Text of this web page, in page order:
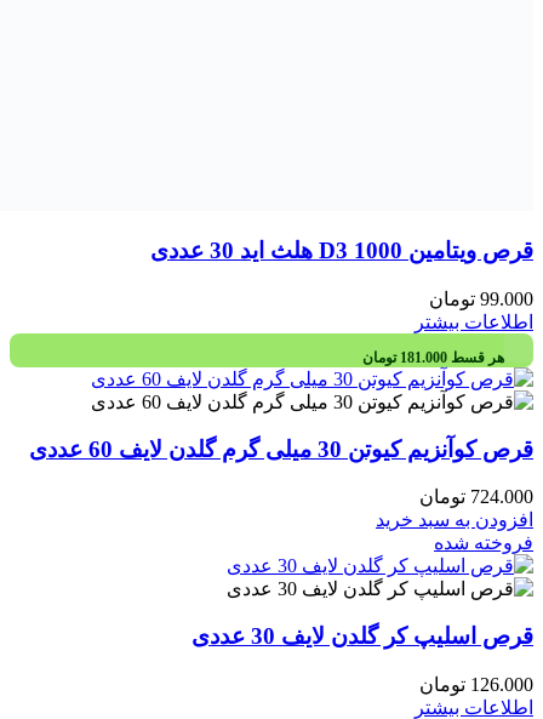
قرص ویتامین D3 1000 هلث اید 30 عددی
99.000 تومان
اطلاعات بیشتر
هر قسط 181.000 تومان
قرص کوآنزیم کیوتن 30 میلی گرم گلدن لایف 60 عددی
724.000 تومان
افزودن به سبد خرید
فروخته شده
قرص اسلیپ کر گلدن لایف 30 عددی
126.000 تومان
اطلاعات بیشتر